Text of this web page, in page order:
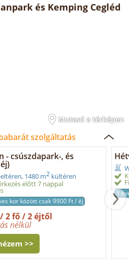
és Kemping Cegléd
Mutasd a térképen
szolgáltatás
- csúszdapark-, és
1480 m2 kültéren
előtt 7 nappal
kor között csak 9900 Ft / éj
2 fő / 2 éjtől
nélkül
>>
3